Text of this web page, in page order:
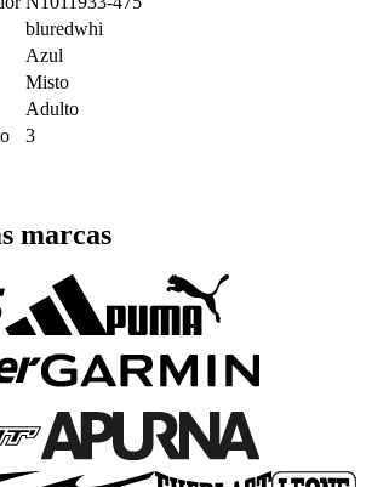
bluredwhi
Azul
Misto
Adulto
3
marcas